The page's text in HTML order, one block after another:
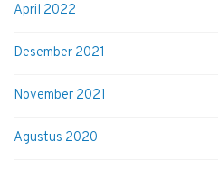
April 2022
Desember 2021
November 2021
Agustus 2020